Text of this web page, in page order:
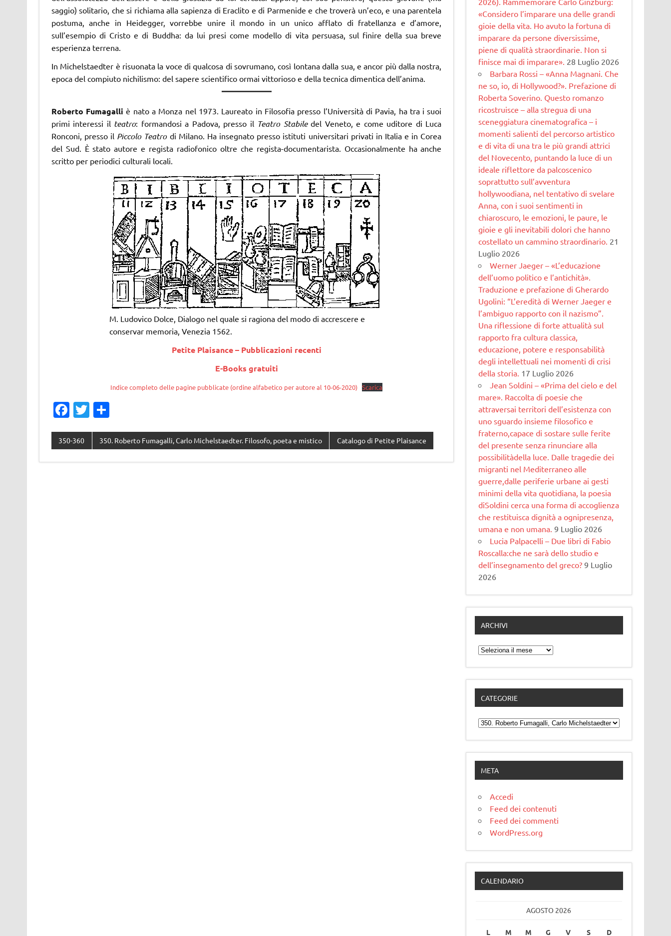
saggio) solitario, che si richiama alla sapienza di Eraclito e di Parmenide e che troverà un’eco, e una parentela
postuma, anche in Heidegger, vorrebbe unire il mondo in un unico afflato di fratellanza e d’amore,
sull’esempio di Cristo e di Buddha: da lui presi come modello di vita persuasa, sul finire della sua breve
esperienza terrena.
In Michelstaedter è risuonata la voce di qualcosa di sovrumano, così lontana dalla sua, e ancor più dalla nostra,
epoca del compiuto nichilismo: del sapere scientifico ormai vittorioso e della tecnica dimentica dell’anima.
Roberto Fumagalliè nato a Monza nel 1973. Laureato in Filosofia presso l’Università di Pavia, ha tra i suoi
primi interessi il teatro: formandosi a Padova, presso il Teatro Stabiledel Veneto, e come uditore di Luca
Ronconi, presso il Piccolo Teatro di Milano. Ha insegnato presso istituti universitari privati in Italia e in Corea
del Sud. È stato autore e regista radiofonico oltre che regista-documentarista. Occasionalmente ha anche
scritto per periodici culturali locali.
M. Ludovico Dolce, Dialogo nel quale si ragiona del modo di accrescere e
conservar memoria, Venezia 1562.
Petite Plaisance – Pubblicazioni recenti
E-Books gratuiti
Indice completo delle pagine pubblicate (ordine alfabetico per autore al 10-06-2020) Scarica
Fa
e
b
T
te
C
n
di
350-360 350. Roberto Fumagalli, Carlo Michelstaedter. Filosofo, poeta e mistico Catalogo di Petite Plaisance
«Considero l’imparare una delle grandi
gioie della vita. Ho avuto la fortuna di
imparare da persone diversissime,
piene di qualità straordinarie. Non si
finisce mai di imparare». 28 Luglio 2026
Barbara Rossi – «Anna Magnani. Che
ne so, io, di Hollywood?». Prefazione di
Roberta Soverino. Questo romanzo
ricostruisce – alla stregua di una
sceneggiatura cinematogra­fica – i
momenti salienti del percorso artistico
e di vita di una tra le più grandi attrici
del Novecento, puntando la luce di un
ideale riflettore da palcoscenico
soprattutto sull’avventura
hollywoodiana, nel tentativo di svelare
Anna, con i suoi sentimenti in
chiaroscuro, le emozioni, le paure, le
gioie e gli inevitabili dolori che hanno
costellato un cammino straordinario. 21
Luglio 2026
Werner Jaeger – «L’educazione
dell’uomo politico e l’antichità».
Traduzione e prefazione di Gherardo
Ugolini: “L’eredità di Werner Jaeger e
l’ambiguo rapporto con il nazismo”.
Una riflessione di forte attualità sul
rapporto fra cultura classica,
educazione, potere e responsabilità
degli intellettuali nei momenti di crisi
della storia. 17 Luglio 2026
Jean Soldini – «Prima del cielo e del
mare». Raccolta di poesie che
attraversai territori dell’esistenza con
uno sguardo insieme filosofico e
fraterno,capace di sostare sulle ferite
del presente senza rinunciare alla
possibilitàdella luce. Dalle tragedie dei
migranti nel Mediterraneo alle
guerre,dalle periferie urbane ai gesti
minimi della vita quotidiana, la poesia
diSoldini cerca una forma di accoglienza
che restituisca dignità a ognipresenza,
umana e non umana. 9 Luglio 2026
Lucia Palpacelli – Due libri di Fabio
Roscalla:che ne sarà dello studio e
dell’insegnamento del greco? 9 Luglio
2026
ARCHIVI
Archivi
CATEGORIE
Categorie
META
Accedi
Feed dei contenuti
Feed dei commenti
WordPress.org
CALENDARIO
AGOSTO 2026
L M M G V S D